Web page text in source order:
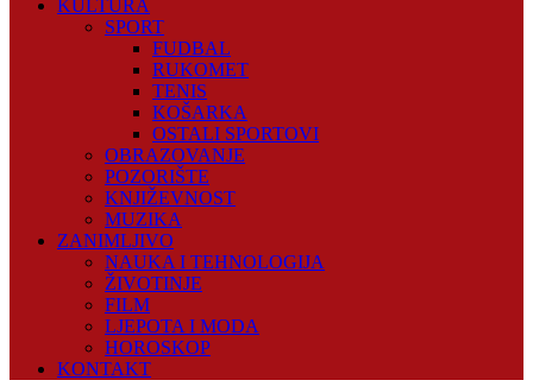
KULTURA
SPORT
FUDBAL
RUKOMET
TENIS
KOŠARKA
OSTALI SPORTOVI
OBRAZOVANJE
POZORIŠTE
KNJIŽEVNOST
MUZIKA
ZANIMLJIVO
NAUKA I TEHNOLOGIJA
ŽIVOTINJE
FILM
LJEPOTA I MODA
HOROSKOP
KONTAKT